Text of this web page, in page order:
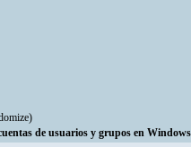
)
de usuarios y grupos en Windows